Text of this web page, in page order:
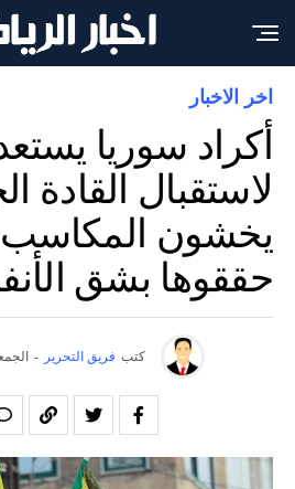
اخر الاخبار
أكراد سوريا
لاستقبال القادة
يخشون المكاسب
حققوها بشق
كتب فريق التحرير - الجمعة 13